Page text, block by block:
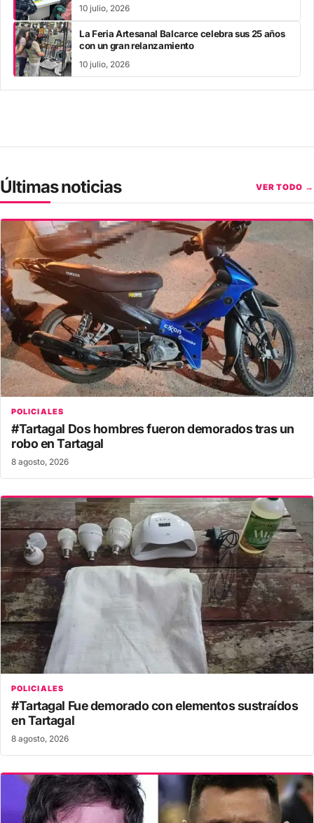
10 julio, 2026
La Feria Artesanal Balcarce celebra sus 25 años
con un gran relanzamiento
10 julio, 2026
Últimas noticias VER TODO →
POLICIALES
#Tartagal Dos hombres fueron demorados tras un
robo en Tartagal
8 agosto, 2026
POLICIALES
#Tartagal Fue demorado con elementos sustraídos
en Tartagal
8 agosto, 2026